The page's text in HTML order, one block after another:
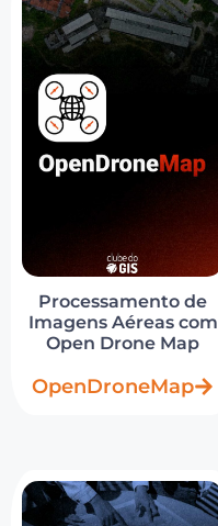
Processamento de
Imagens Aéreas com
Open Drone Map
OpenDroneMap